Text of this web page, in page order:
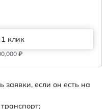
клик
₽
заявки, если он есть на